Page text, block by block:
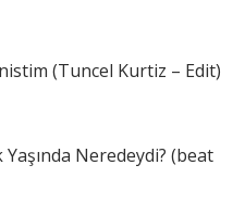
(Tuncel Kurtiz – Edit)
Neredeydi? (beat